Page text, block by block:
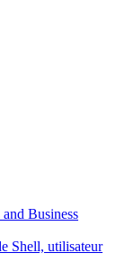
Business
Shell, utilisateur